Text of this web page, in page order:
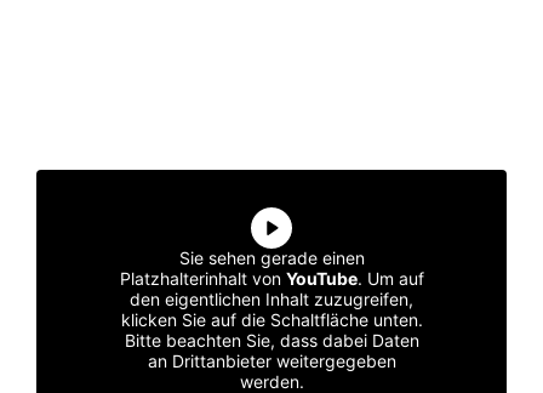
Sie sehen gerade einen
Platzhalterinhalt von YouTube. Um auf
den eigentlichen Inhalt zuzugreifen,
klicken Sie auf die Schaltfläche unten.
Bitte beachten Sie, dass dabei Daten
an Drittanbieter weitergegeben
werden.